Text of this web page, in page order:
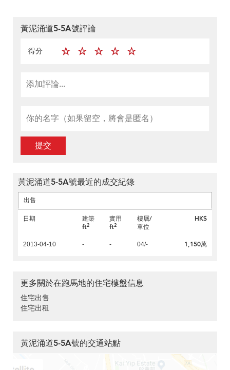
黃泥涌道5-5A號評論
得分
提交
黃泥涌道5-5A號最近的成交紀錄
出售
日期
建築
ft2
實用
ft2
樓層/
單位
HK$
2013-04-10 - - 04/- 1,150萬
更多關於在跑馬地的住宅樓盤信息
住宅出售
住宅出租
黃泥涌道5-5A號的交通站點